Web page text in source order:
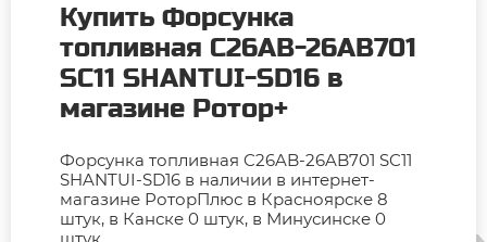
Купить Форсунка
топливная C26AB-26AB701
SC11 SHANTUI-SD16 в
магазине Ротор+
Форсунка топливная C26AB-26AB701 SC11
SHANTUI-SD16 в наличии в интернет-
магазине РоторПлюс в Красноярске 8
штук, в Канске 0 штук, в Минусинске 0
штук.